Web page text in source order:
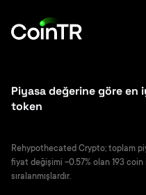
Piyasa değerine göre
token
Rehypothecated Crypto; toplam
fiyat değişimi -0.57% olan 193
sıralanmışlardır.